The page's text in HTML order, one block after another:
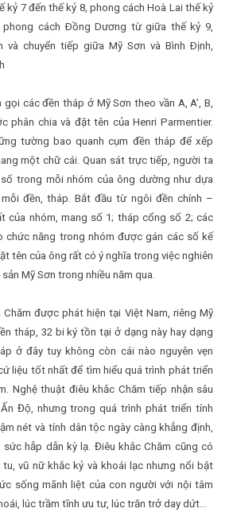
kỷ 7 đến thế kỷ 8, phong cách Hoà Lai thế kỷ
cách Ðồng Dương từ giữa thế kỷ 9,
và chuyển tiếp giữa Mỹ Sơn và Bình Ðịnh,
các đền tháp ở Mỹ Sơn theo vần A, A’, B,
phân chia và đặt tên của Henri Parmentier.
tường bao quanh cụm đền tháp để xếp
một chữ cái. Quan sát trực tiếp, người ta
trong mỗi nhóm của ông dường như dựa
đền, tháp. Bắt đầu từ ngôi đền chính –
của nhóm, mang số 1; tháp cổng số 2; các
chức năng trong nhóm được gán các số kế
tên của ông rất có ý nghĩa trong việc nghiên
Mỹ Sơn trong nhiều năm qua.
được phát hiện tại Việt Nam, riêng Mỹ
tháp, 32 bi ký tồn tại ở dạng này hay dạng
ở đây tuy không còn cái nào nguyên vẹn
liệu tốt nhất để tìm hiểu quá trình phát triển
Nghệ thuật điêu khắc Chăm tiếp nhận sâu
Độ, nhưng trong quá trình phát triển tính
nét và tính dân tộc ngày càng khẳng định,
hẫp dẫn kỳ lạ. Điêu khắc Chăm cũng có
tu, vũ nữ khắc kỷ và khoái lạc nhưng nổi bật
sống mãnh liệt của con người với nội tâm
lúc trầm tĩnh ưu tư, lúc trăn trở day dứt…